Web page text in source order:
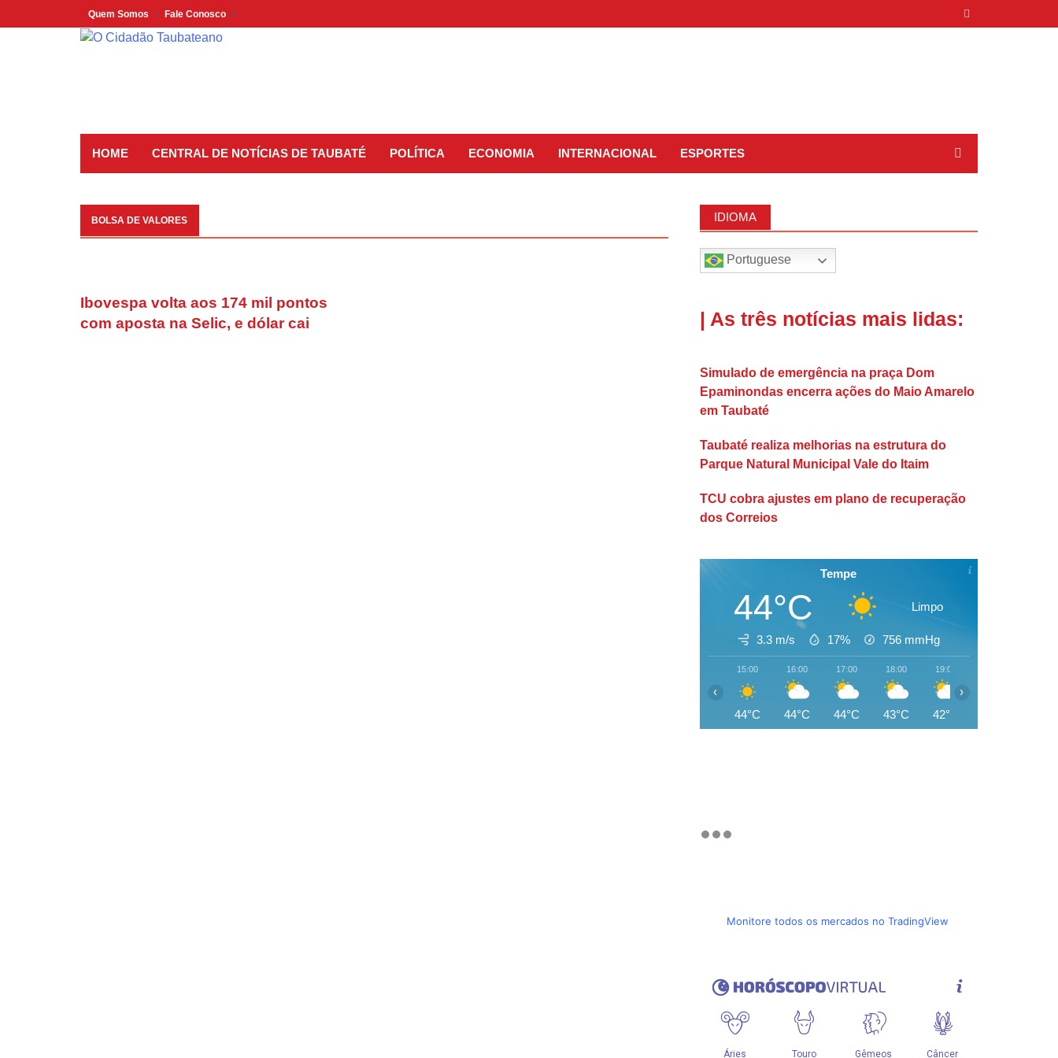
to
Quem Somos Fale Conosco
HOME CENTRAL DE NOTÍCIAS DE TAUBATÉ POLÍTICA ECONOMIA INTERNACIONAL ESPORTES
BOLSA DE VALORES
Ibovespa volta aos 174 mil pontos
com aposta na Selic, e dólar cai
IDIOMA
Portuguese
| As três notícias mais lidas:
Simulado de emergência na praça Dom
Epaminondas encerra ações do Maio Amarelo
em Taubaté
Taubaté realiza melhorias na estrutura do
Parque Natural Municipal Vale do Itaim
TCU cobra ajustes em plano de recuperação
dos Correios
Tempe
44°C Limpo
3.3 m/s 17% 756 mmHg
15:00
44°C
16:00
44°C
17:00
44°C
18:00
43°C
19:00
42°C
‹ ›
Monitore todos os mercados no TradingView